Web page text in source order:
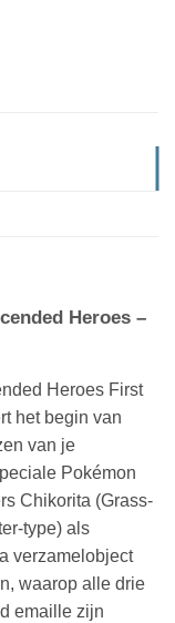
Heroes –
Heroes First
het begin van
van je
Pokémon
Chikorita (Grass-
type) als
verzamelobject
waarop alle drie
emaille zijn